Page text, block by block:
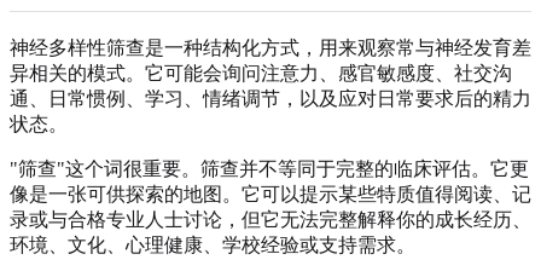
神经多样性筛查是一种结构化方式，用来观察常与神经发育差
异相关的模式。它可能会询问注意力、感官敏感度、社交沟
通、日常惯例、学习、情绪调节，以及应对日常要求后的精力
状态。
"筛查"这个词很重要。筛查并不等同于完整的临床评估。它更
像是一张可供探索的地图。它可以提示某些特质值得阅读、记
录或与合格专业人士讨论，但它无法完整解释你的成长经历、
环境、文化、心理健康、学校经验或支持需求。